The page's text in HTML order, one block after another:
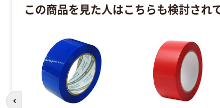
この商品を見た人はこちらも検討され